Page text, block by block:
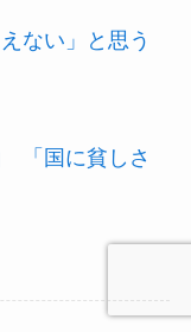
ない」と思う
「国に貧しさ